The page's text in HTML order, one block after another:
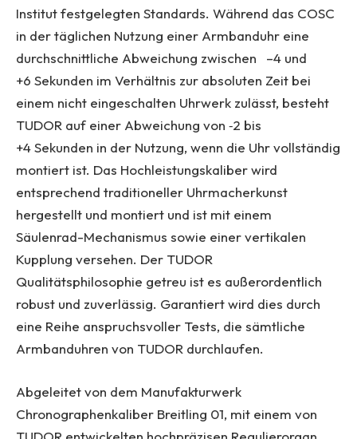
Institut festgelegten Standards. Während das COSC
in der täglichen Nutzung einer Armbanduhr eine
durchschnittliche Abweichung zwischen –4 und
+6 Sekunden im Verhältnis zur absoluten Zeit bei
einem nicht eingeschalten Uhrwerk zulässt, besteht
TUDOR auf einer Abweichung von ‑2 bis
+4 Sekunden in der Nutzung, wenn die Uhr vollständig
montiert ist. Das Hochleistungskaliber wird
entsprechend traditioneller Uhrmacherkunst
hergestellt und montiert und ist mit einem
Säulenrad-Mechanismus sowie einer vertikalen
Kupplung versehen. Der TUDOR
Qualitätsphilosophie getreu ist es außerordentlich
robust und zuverlässig. Garantiert wird dies durch
eine Reihe anspruchsvoller Tests, die sämtliche
Armbanduhren von TUDOR durchlaufen.
Abgeleitet von dem Manufakturwerk
Chronographenkaliber Breitling 01, mit einem von